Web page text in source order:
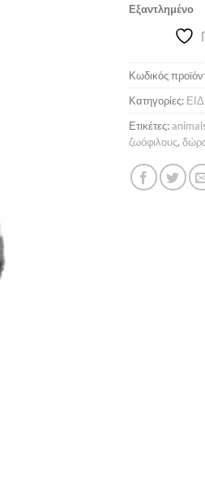
Εξαντλημένο
Κωδικός
Κατηγορίες:
Ετικέτες:
ζωόφιλους,